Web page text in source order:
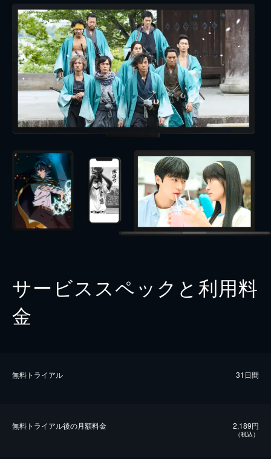
サービススペックと利用料
金
無料トライアル 31日間
無料トライアル後の⽉額料金 2,189円
（税込）